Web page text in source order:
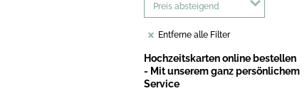
Preis absteigend
Entferne alle Filter
Hochzeitskarten online bestellen
- Mit unserem ganz persönlichem
Service